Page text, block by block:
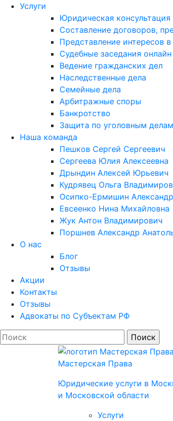
Услуги
Юридическая консультация
Составление договоров,
Представление интересов в
Судебные заседания онлайн
Ведение гражданских дел
Наследственные дела
Семейные дела
Арбитражные споры
Банкротство
Защита по уголовным делам
Наша команда
Пешков Сергей Сергеевич
Сергеева Юлия Алексеевна
Дрындин Алексей Юрьевич
Кудрявец Ольга
Осипко-Ермишин
Евсеенко Нина Михайловна
Жук Антон Владимирович
Поршнев Александр
О нас
Блог
Отзывы
Акции
Контакты
Отзывы
Адвокаты по Субъектам РФ
Мастерская Права
Юридические услуги в
и Московской области
Услуги